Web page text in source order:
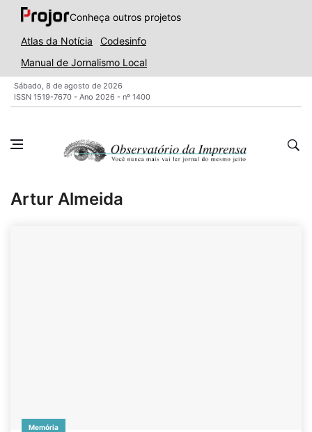
Conheça outros projetos
Atlas da Notícia
Codesinfo
Manual de Jornalismo Local
Sábado, 8 de agosto de 2026
ISSN 1519-7670 - Ano 2026 - nº 1400
Artur Almeida
Memória